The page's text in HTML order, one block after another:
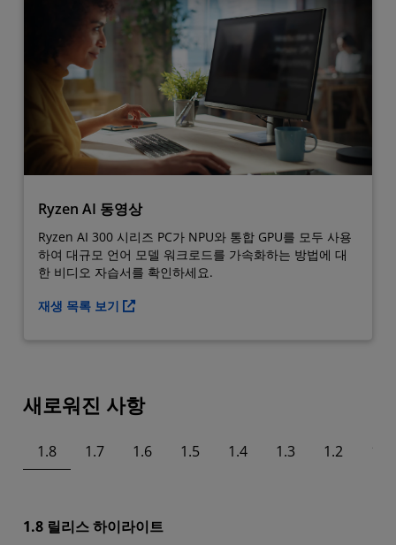
Ryzen AI 동영상
Ryzen AI 300 시리즈 PC가 NPU와 통합 GPU를 모두 사용
하여 대규모 언어 모델 워크로드를 가속화하는 방법에 대
한 비디오 자습서를 확인하세요.
재생 목록 보기
새로워진 사항
1.8 1.7 1.6 1.5 1.4 1.3 1.2 1.1
1.8 릴리스 하이라이트